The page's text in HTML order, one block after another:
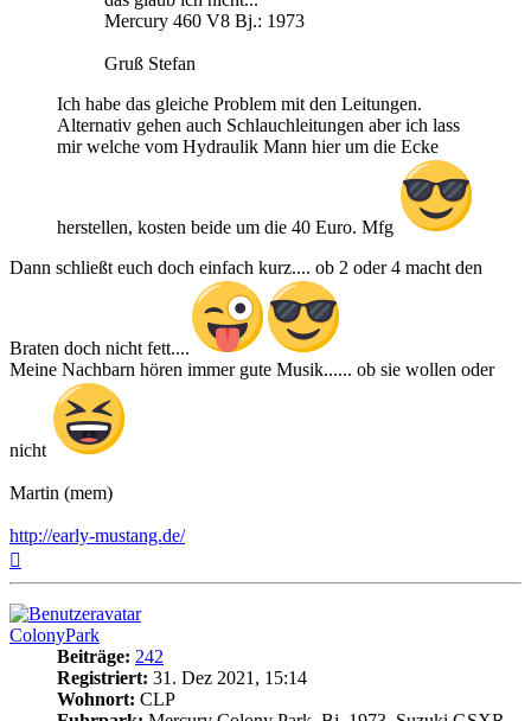
Mercury 460 V8 Bj.: 1973
Gruß Stefan
Ich habe das gleiche Problem mit den Leitungen.
Alternativ gehen auch Schlauchleitungen aber ich lass
mir welche vom Hydraulik Mann hier um die Ecke
herstellen, kosten beide um die 40 Euro. Mfg
Dann schließt euch doch einfach kurz.... ob 2 oder 4 macht den
Braten doch nicht fett....
Meine Nachbarn hören immer gute Musik...... ob sie wollen oder
nicht
Martin (mem)
http://early-mustang.de/
ColonyPark
Beiträge: 242
Registriert: 31. Dez 2021, 15:14
Wohnort: CLP